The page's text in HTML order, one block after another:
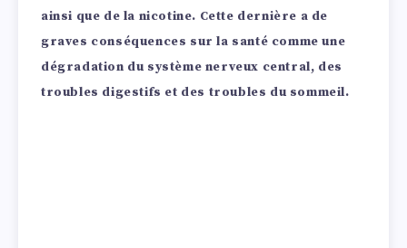
ainsi que de la nicotine. Cette dernière a de
graves conséquences sur la santé comme une
dégradation du système nerveux central, des
troubles digestifs et des troubles du sommeil.